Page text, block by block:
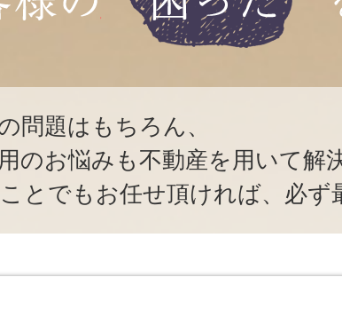
問題はもちろん、
のお悩みも不動産を用いて解
とでもお任せ頂ければ、必